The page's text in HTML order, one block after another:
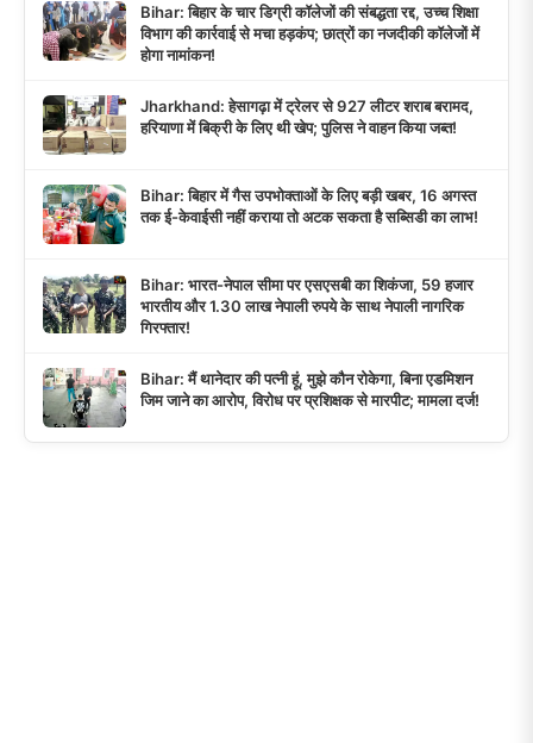
Bihar: बिहार के चार डिग्री कॉलेजों की संबद्धता रद्द, उच्च शिक्षा
विभाग की कार्रवाई से मचा हड़कंप; छात्रों का नजदीकी कॉलेजों में
होगा नामांकन!
Jharkhand: हेसागढ़ा में ट्रेलर से 927 लीटर शराब बरामद,
हरियाणा में बिक्री के लिए थी खेप; पुलिस ने वाहन किया जब्त!
Bihar: बिहार में गैस उपभोक्ताओं के लिए बड़ी खबर, 16 अगस्त
तक ई-केवाईसी नहीं कराया तो अटक सकता है सब्सिडी का लाभ!
Bihar: भारत-नेपाल सीमा पर एसएसबी का शिकंजा, 59 हजार
भारतीय और 1.30 लाख नेपाली रुपये के साथ नेपाली नागरिक
गिरफ्तार!
Bihar: मैं थानेदार की पत्नी हूं, मुझे कौन रोकेगा, बिना एडमिशन
जिम जाने का आरोप, विरोध पर प्रशिक्षक से मारपीट; मामला दर्ज!